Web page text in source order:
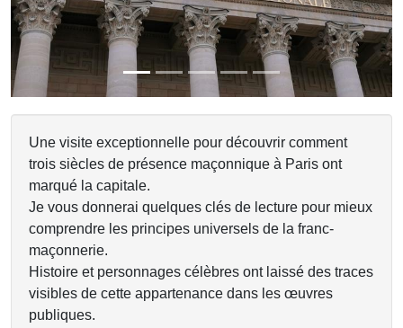
Une visite exceptionnelle pour découvrir comment
trois siècles de présence maçonnique à Paris ont
marqué la capitale.
Je vous donnerai quelques clés de lecture pour mieux
comprendre les principes universels de la franc-
maçonnerie.
Histoire et personnages célèbres ont laissé des traces
visibles de cette appartenance dans les œuvres
publiques.